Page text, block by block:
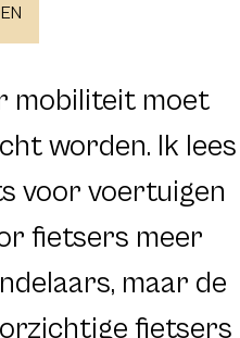
mobiliteit moet
worden. Ik lees
voor voertuigen
fietsers meer
maar de
fietsers